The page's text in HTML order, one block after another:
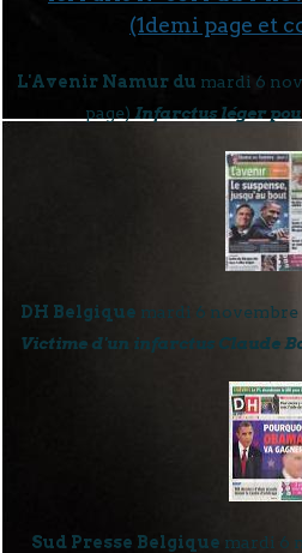
L'Avenir Namur du mardi 6
page) Infarctus léger
DH Belgique mardi 6 novembre
Victime d'un infarctus Claude
Sud Presse Belgique mardi 6